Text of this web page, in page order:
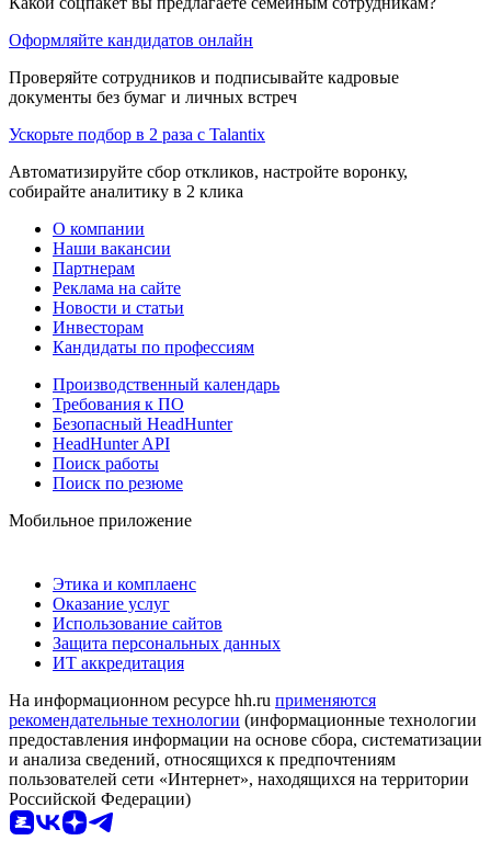
Оформляйте кандидатов онлайн
Проверяйте сотрудников и подписывайте кадровые
документы без бумаг и личных встреч
Ускорьте подбор в 2 раза с Talantix
Автоматизируйте сбор откликов, настройте воронку,
собирайте аналитику в 2 клика
О компании
Наши вакансии
Партнерам
Реклама на сайте
Новости и статьи
Инвесторам
Кандидаты по профессиям
Производственный календарь
Требования к ПО
Безопасный HeadHunter
HeadHunter API
Поиск работы
Поиск по резюме
Мобильное приложение
Этика и комплаенс
Оказание услуг
Использование сайтов
Защита персональных данных
ИТ аккредитация
На информационном ресурсе hh.ru применяются
рекомендательные технологии (информационные технологии
предоставления информации на основе сбора, систематизации
и анализа сведений, относящихся к предпочтениям
пользователей сети «Интернет», находящихся на территории
Российской Федерации)